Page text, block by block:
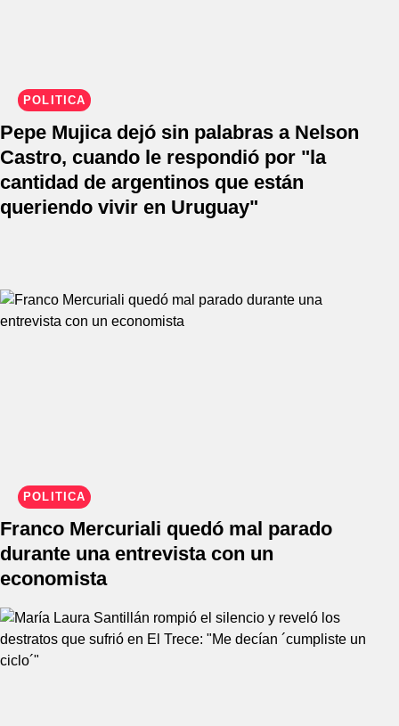
POLÍTICA
Pepe Mujica dejó sin palabras a Nelson
Castro, cuando le respondió por "la
cantidad de argentinos que están
queriendo vivir en Uruguay"
POLÍTICA
Franco Mercuriali quedó mal parado
durante una entrevista con un
economista